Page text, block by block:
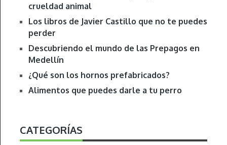
crueldad animal
Los libros de Javier Castillo que no te puedes
perder
Descubriendo el mundo de las Prepagos en
Medellín
¿Qué son los hornos prefabricados?
Alimentos que puedes darle a tu perro
CATEGORÍAS